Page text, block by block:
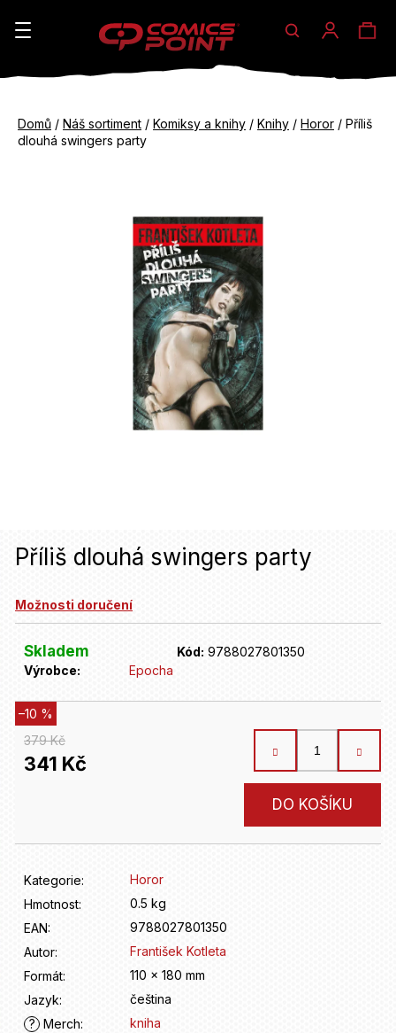
Hledat
Domů / Náš sortiment / Komiksy a knihy / Knihy / Horor / Příliš
dlouhá swingers party
Příliš dlouhá swingers party
Možnosti doručení
Skladem Kód: 9788027801350
Výrobce:
Epocha
379 Kč
–10 %
341 Kč
DO KOŠÍKU
Kategorie:
Horor
Hmotnost:
0.5 kg
EAN:
9788027801350
Autor:
František Kotleta
Formát:
110 x 180 mm
Jazyk:
čeština
? Merch:
kniha
K
do
do
n
j
?
HLEDAT
r
u
č
u
e
m
e